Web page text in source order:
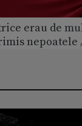
erau de
nepoatele